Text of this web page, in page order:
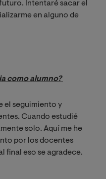
Intentaré sacar el
en alguno de
como alumno?
el seguimiento y
Cuando estudié
solo. Aquí me he
por los docentes
final eso se agradece.